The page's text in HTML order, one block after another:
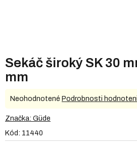
Sekáč široký SK 30
mm
Kód: 11440
Priemerné
produktu
0,0
Neohodnotené Podrobnosti
Značka: Güde